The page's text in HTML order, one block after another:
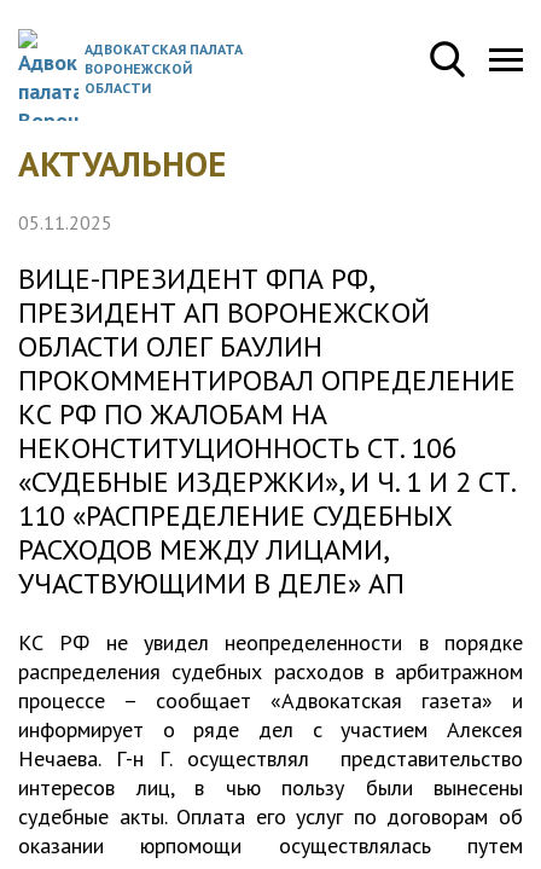
АДВОКАТСКАЯ ПАЛАТА
ВОРОНЕЖСКОЙ
ОБЛАСТИ
АКТУАЛЬНОЕ
05.11.2025
ВИЦЕ-ПРЕЗИДЕНТ ФПА РФ,
ПРЕЗИДЕНТ АП ВОРОНЕЖСКОЙ
ОБЛАСТИ ОЛЕГ БАУЛИН
ПРОКОММЕНТИРОВАЛ ОПРЕДЕЛЕНИЕ
КС РФ ПО ЖАЛОБАМ НА
НЕКОНСТИТУЦИОННОСТЬ СТ. 106
«СУДЕБНЫЕ ИЗДЕРЖКИ», И Ч. 1 И 2 СТ.
110 «РАСПРЕДЕЛЕНИЕ СУДЕБНЫХ
РАСХОДОВ МЕЖДУ ЛИЦАМИ,
УЧАСТВУЮЩИМИ В ДЕЛЕ» АП
КС РФ не увидел неопределенности в порядке
распределения судебных расходов в арбитражном
процессе – сообщает «Адвокатская газета» и
информирует о ряде дел с участием Алексея
Нечаева. Г-н Г. осуществлял представительство
интересов лиц, в чью пользу были вынесены
судебные акты. Оплата его услуг по договорам об
оказании юрпомощи осуществлялась путем